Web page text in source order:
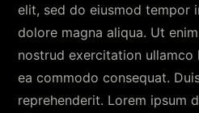
elit, sed do eiusmod tempor
dolore magna aliqua. Ut
nostrud exercitation ullamco
ea commodo consequat.
reprehenderit. Lorem ipsum